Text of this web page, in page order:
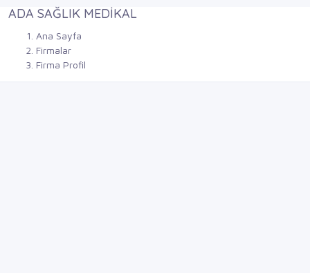
ADA SAĞLIK MEDİKAL
Ana Sayfa
Firmalar
Firma Profil